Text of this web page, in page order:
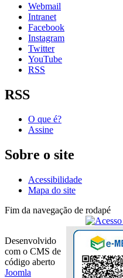
Webmail
Intranet
Facebook
Instagram
Twitter
YouTube
RSS
RSS
O que é?
Assine
Sobre o site
Acessibilidade
Mapa do site
Fim da navegação de rodapé
Desenvolvido
com o CMS de
código aberto
Joomla